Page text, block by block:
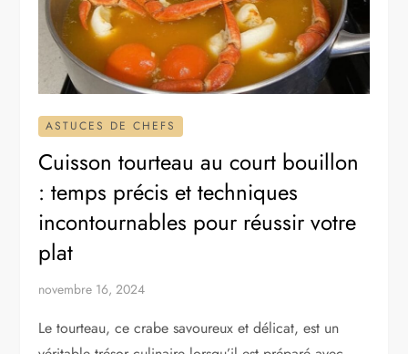
ASTUCES DE CHEFS
Cuisson tourteau au court bouillon
: temps précis et techniques
incontournables pour réussir votre
plat
novembre 16, 2024
Le tourteau, ce crabe savoureux et délicat, est un